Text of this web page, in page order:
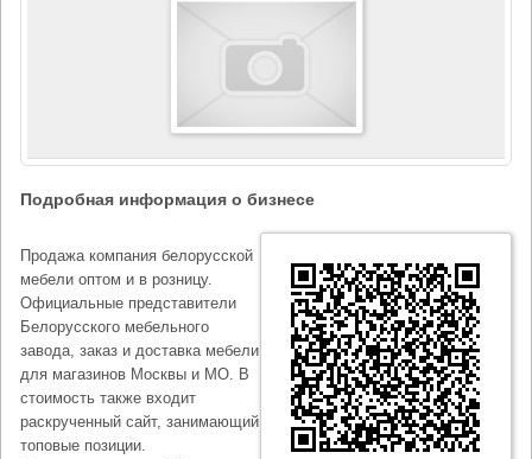
Подробная информация о бизнесе
Продажа компания белорусской
мебели оптом и в розницу.
Официальные представители
Белорусского мебельного
завода, заказ и доставка мебели
для магазинов Москвы и МО. В
стоимость также входит
раскрученный сайт, занимающий
топовые позиции.